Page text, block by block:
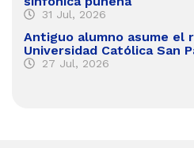
31 Jul, 2026
Antiguo alumno asume el
Universidad Católica San
27 Jul, 2026